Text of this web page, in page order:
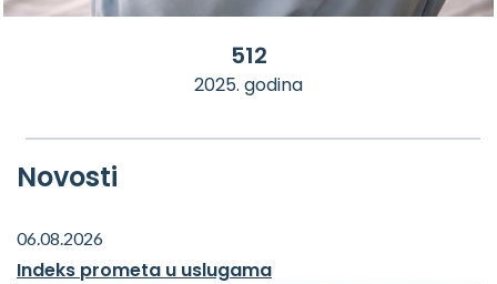
512
2025. godina
Novosti
06.08.2026
Indeks prometa u uslugama